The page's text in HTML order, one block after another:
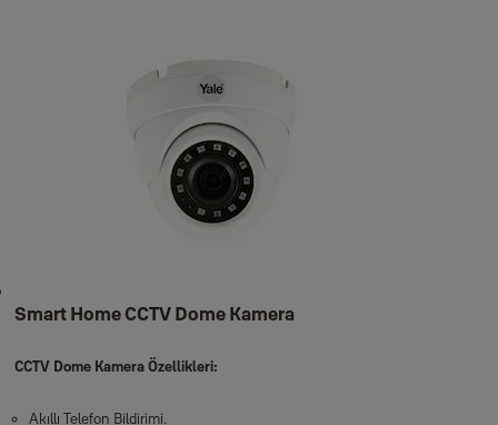
Smart Home CCTV Dome Kamera
CCTV Dome Kamera Özellikleri:
Akıllı Telefon Bildirimi.